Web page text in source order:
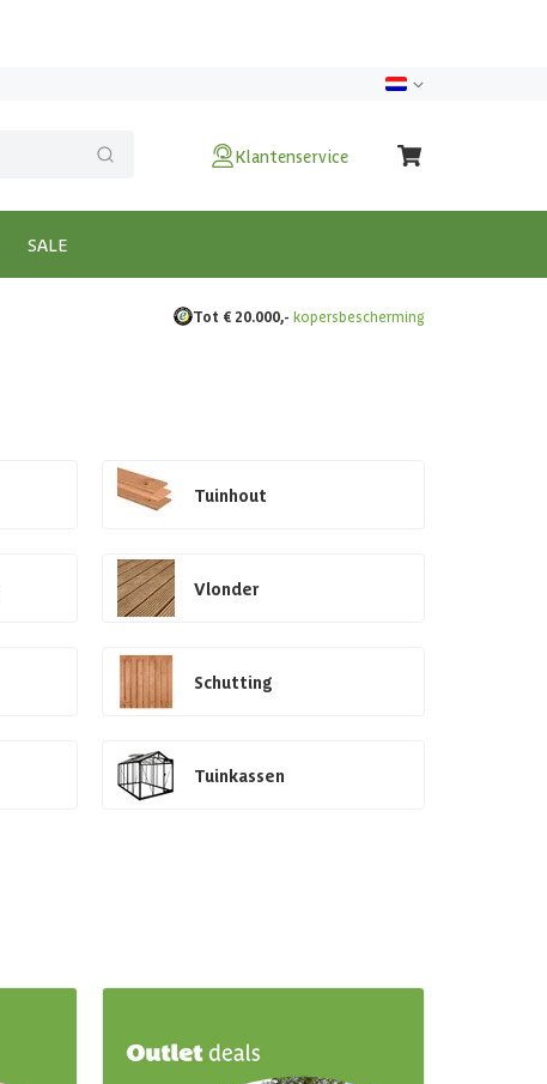
Klantenservice
SALE
Tot € 20.000,- kopersbescherming
Tuinhout
Vlonder
Schutting
Tuinkassen